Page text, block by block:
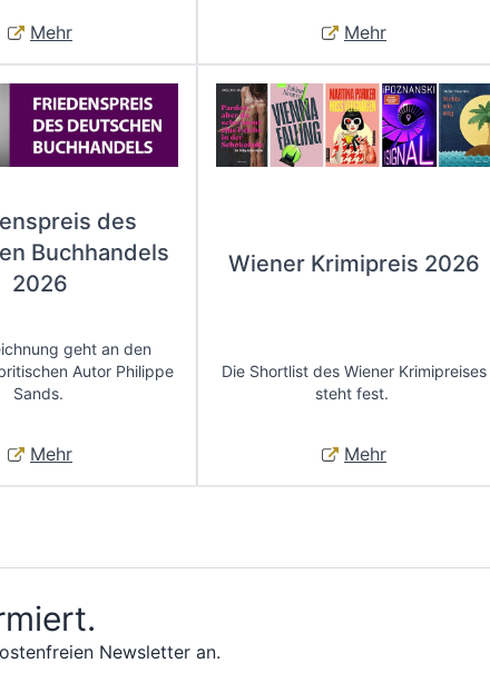
Mehr Mehr
des
Buchhandels
2026
geht an den
Autor Philippe
Sands.
Mehr
Wiener Krimipreis 2026
Die Shortlist des Wiener Krimipreises
steht fest.
Mehr
Newsletter an.